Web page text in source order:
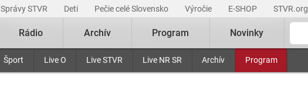
Správy STVR Deti Pečie celé Slovensko Výročie E-SHOP STVR.org
Šport Live O Live STVR Live NR SR Archív Program
Rádio Archív Program Novinky